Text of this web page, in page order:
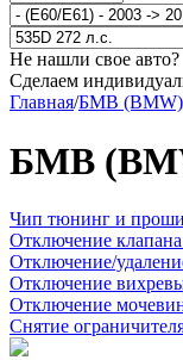
Не нашли свое авто?
Сделаем
Главная/БМВ (BMW)
БМВ
Чип тюнинг и
Отключение
Отключение/
Отключение
Отключение
Снятие